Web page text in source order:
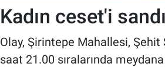
Kadın ceset'i
Olay, Şirintepe Mahallesi,
saat 21.00 sıralarında